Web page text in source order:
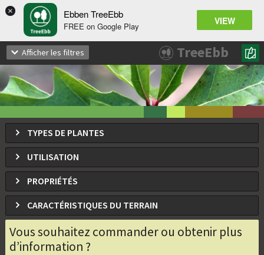
× Ebben TreeEbb
FREE on Google Play VIEW
Quercus nigra
Chêne noir, Chêne d'eau
TYPES DE PLANTES
UTILISATION
PROPRIÉTÉS
CARACTÉRISTIQUES DU TERRAIN
Vous souhaitez commander ou obtenir plus
d’information ?
Afficher les filtres TreeEbb